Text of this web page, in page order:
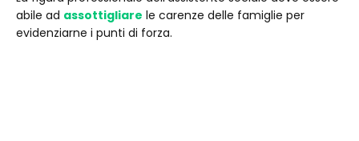
abile ad assottigliare le carenze delle famiglie per
evidenziarne i punti di forza.